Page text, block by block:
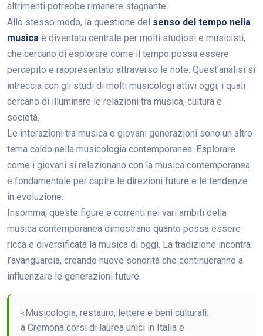
altrimenti potrebbe rimanere stagnante.
Allo stesso modo, la questione del senso del tempo nella
musica è diventata centrale per molti studiosi e musicisti,
che cercano di esplorare come il tempo possa essere
percepito e rappresentato attraverso le note. Quest’analisi si
intreccia con gli studi di molti musicologi attivi oggi, i quali
cercano di illuminare le relazioni tra musica, cultura e
società.
Le interazioni tra musica e giovani generazioni sono un altro
tema caldo nella musicologia contemporanea. Esplorare
come i giovani si relazionano con la musica contemporanea
è fondamentale per capire le direzioni future e le tendenze
in evoluzione.
Insomma, queste figure e correnti nei vari ambiti della
musica contemporanea dimostrano quanto possa essere
ricca e diversificata la musica di oggi. La tradizione incontra
l’avanguardia, creando nuove sonorità che continueranno a
influenzare le generazioni future.
«Musicologia, restauro, lettere e beni culturali:
a Cremona corsi di laurea unici in Italia e